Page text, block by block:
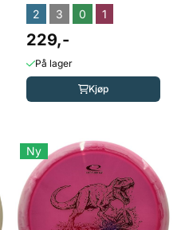
Assassin)
2 3 0 1
229,-
På lager
Kjøp
Ny